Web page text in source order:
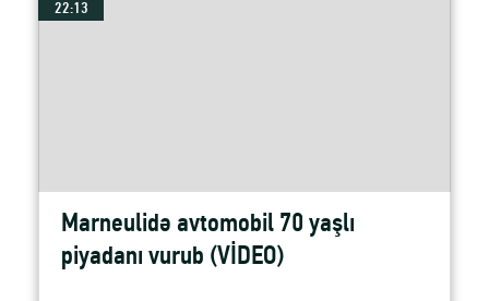
22:13
Marneulidə avtomobil 70 yaşlı
piyadanı vurub (VİDEO)